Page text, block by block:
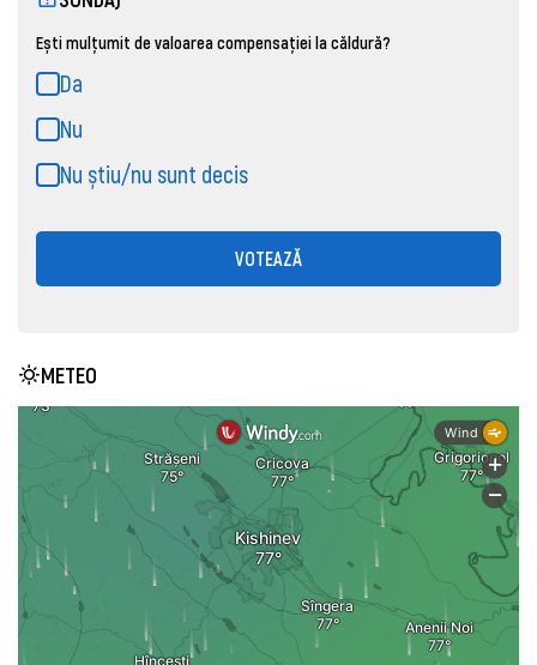
Ești mulțumit de valoarea compensației la căldură?
Da
Nu
Nu știu/nu sunt decis
VOTEAZĂ
METEO